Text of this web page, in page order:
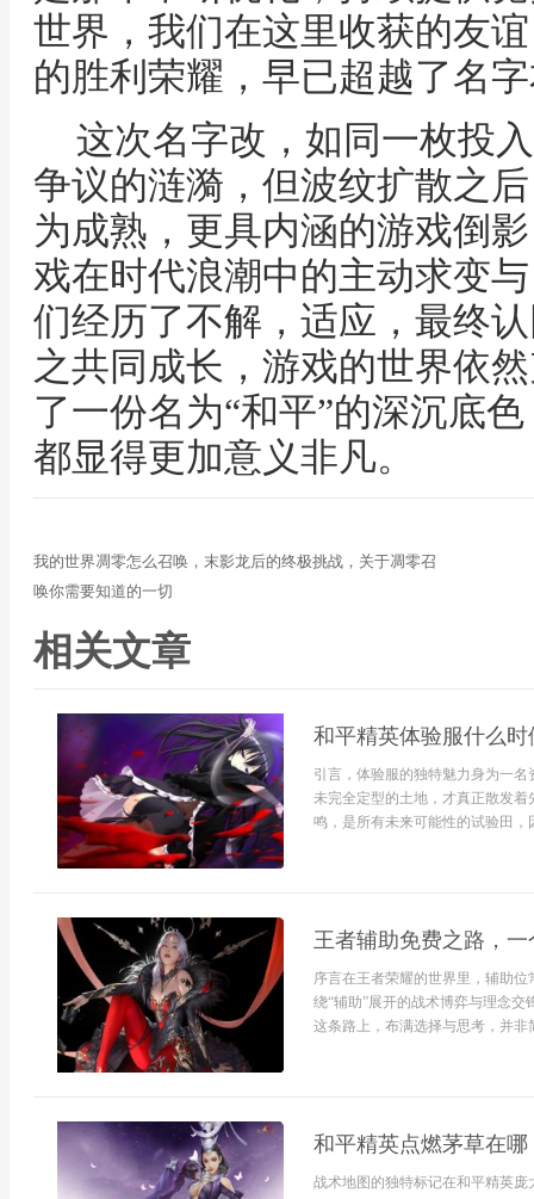
世界，我们在这里收获的友
的胜利荣耀，早已超越了名
这次名字改，如同一枚投
争议的涟漪，但波纹扩散之
为成熟，更具内涵的游戏倒
戏在时代浪潮中的主动求变
们经历了不解，适应，最终
之共同成长，游戏的世界依
了一份名为“和平”的深沉底
都显得更加意义非凡。
我的世界凋零怎么召唤，末影龙后的终极挑战，关于凋零召
唤你需要知道的一切
相关文章
和平精英体验服什么
引言，体验服的独特魅力身为一
未完全定型的土地，才真正散发
鸣，是所有未来可能性的试验田，
王者辅助免费之路，
序言在王者荣耀的世界里，辅助
绕“辅助”展开的战术博弈与理念
这条路上，布满选择与思考，并
和平精英点燃茅草在
战术地图的独特标记在和平精英